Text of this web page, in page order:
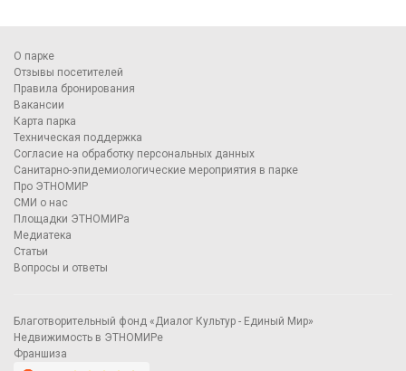
О парке
Отзывы посетителей
Правила бронирования
Вакансии
Карта парка
Техническая поддержка
Согласие на обработку персональных данных
Санитарно-эпидемиологические мероприятия в парке
Про ЭТНОМИР
СМИ о нас
Площадки ЭТНОМИРа
Медиатека
Статьи
Вопросы и ответы
Благотворительный фонд «Диалог Культур - Единый Мир»
Недвижимость в ЭТНОМИРе
Франшиза